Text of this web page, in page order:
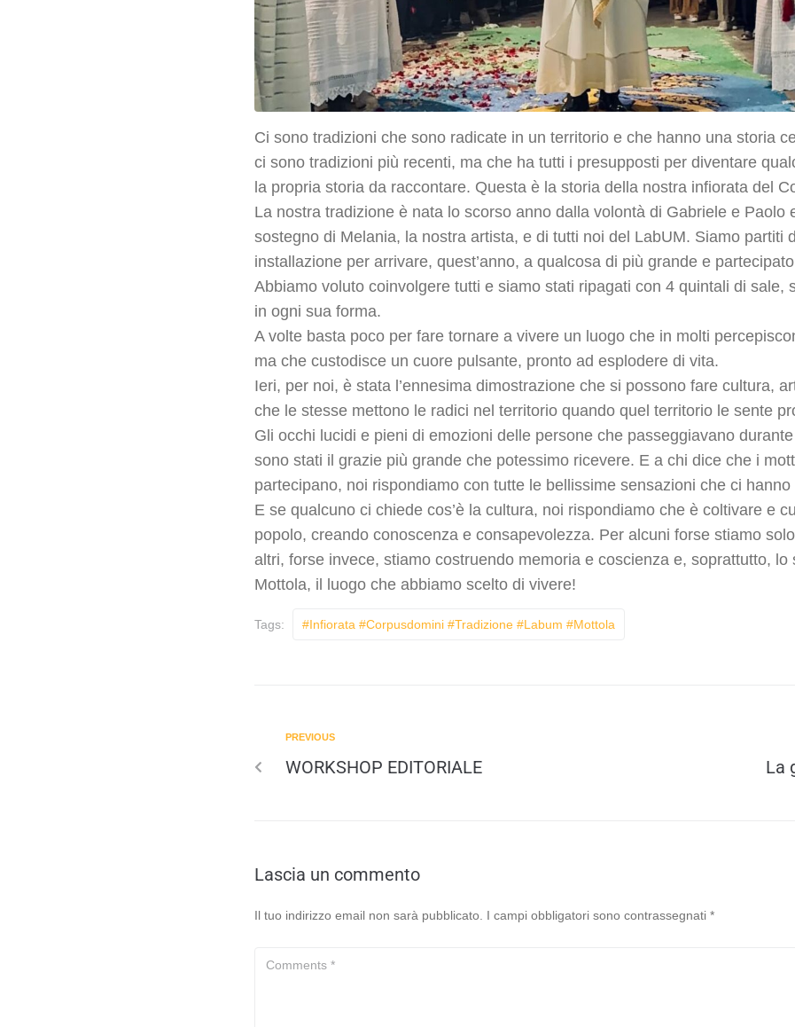
Ci sono tradizioni che sono radicate in un territorio e che hanno una storia
ci sono tradizioni più recenti, ma che ha tutti i presupposti per diventare
la propria storia da raccontare. Questa è la storia della nostra infiorata del
La nostra tradizione è nata lo scorso anno dalla volontà di Gabriele e Paolo
sostegno di Melania, la nostra artista, e di tutti noi del LabUM. Siamo partiti
installazione per arrivare, quest’anno, a qualcosa di più grande e
Abbiamo voluto coinvolgere tutti e siamo stati ripagati con 4 quintali di sale,
in ogni sua forma.
A volte basta poco per fare tornare a vivere un luogo che in molti
ma che custodisce un cuore pulsante, pronto ad esplodere di vita.
Ieri, per noi, è stata l’ennesima dimostrazione che si possono fare cultura,
che le stesse mettono le radici nel territorio quando quel territorio le sente
Gli occhi lucidi e pieni di emozioni delle persone che passeggiavano
sono stati il grazie più grande che potessimo ricevere. E a chi dice che i
partecipano, noi rispondiamo con tutte le bellissime sensazioni che ci hanno
E se qualcuno ci chiede cos’è la cultura, noi rispondiamo che è coltivare e
popolo, creando conoscenza e consapevolezza. Per alcuni forse stiamo
altri, forse invece, stiamo costruendo memoria e coscienza e, soprattutto, lo
Mottola, il luogo che abbiamo scelto di vivere!
Tags: #infiorata #corpusdomini #tradizione #labum #mottola
PREVIOUS
WORKSHOP EDITORIALE La
Lascia un commento
Il tuo indirizzo email non sarà pubblicato. I campi obbligatori sono contrassegnati *